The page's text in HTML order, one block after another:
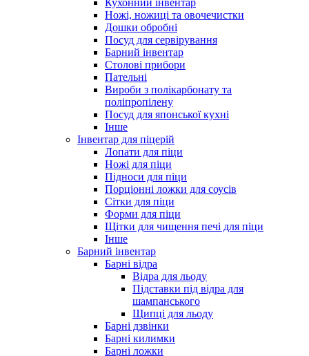
Ножі, ножиці та овочечистки
Дошки обробні
Посуд для сервірування
Барний інвентар
Столові прибори
Пательні
Вироби з полікарбонату та
поліпропілену
Посуд для японської кухні
Інше
Інвентар для піцерій
Лопати для піци
Ножі для піци
Підноси для піци
Порціонні ложки для соусів
Сітки для піци
Форми для піци
Щітки для чищення печі для піци
Інше
Барний інвентар
Барні відра
Відра для льоду
Підставки під відра для
шампанського
Щипці для льоду
Барні дзвінки
Барні килимки
Барні ложки